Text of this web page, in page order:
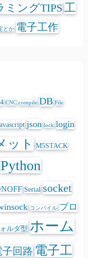
ミングTIPS 工
とか 電子工作
CNC compile DB File
json lock login
ット M5STACK
Python
Serial socket
コンパイル プロ
ルダ型 ホーム
子回路 電子工